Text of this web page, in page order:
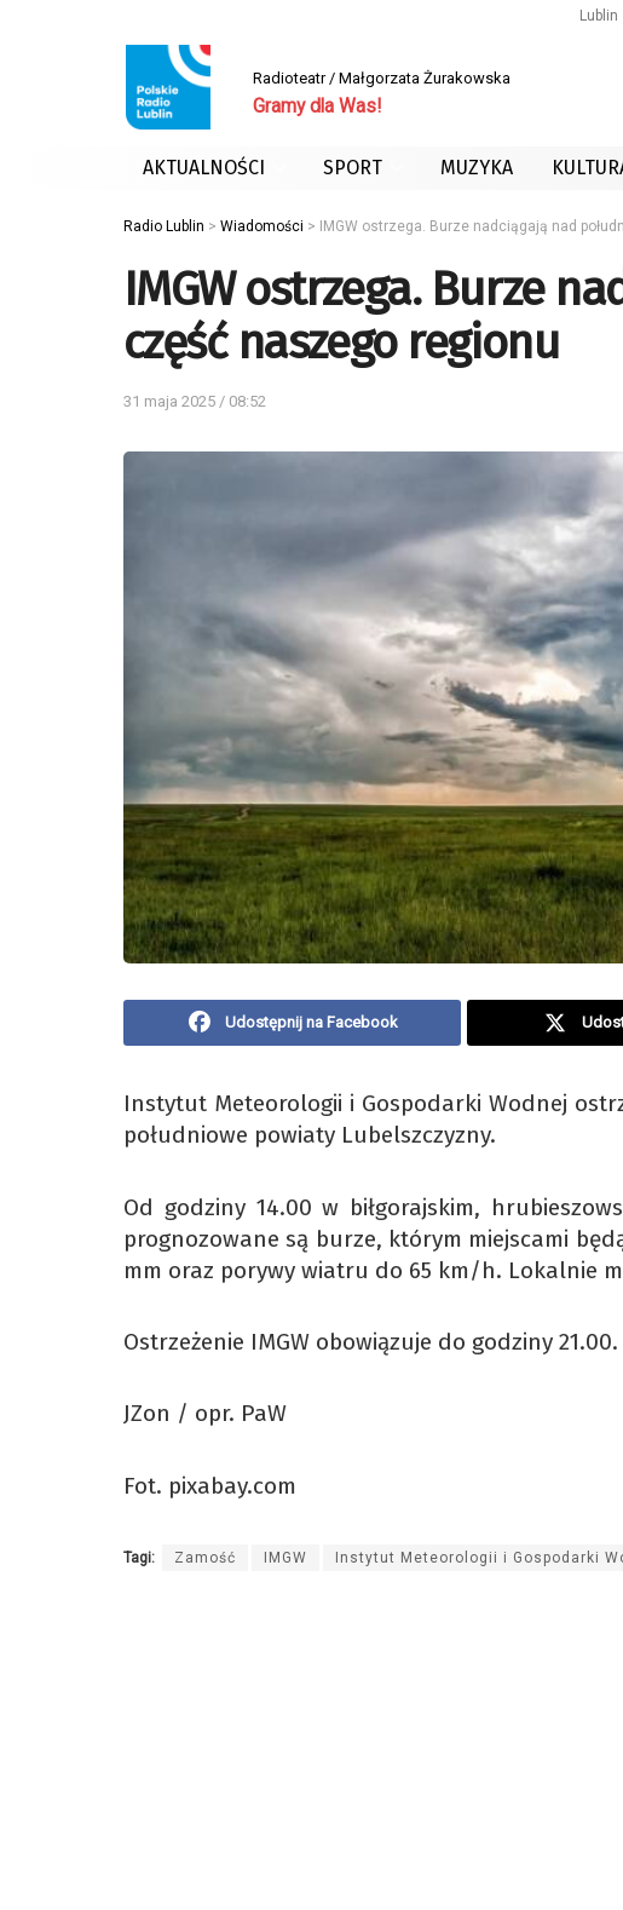
Lublin
Radioteatr / Małgorzata Żurakowska
Gramy dla Was!
AKTUALNOŚCI SPORT MUZYKA
Radio Lublin > Wiadomości > IMGW ostrzega. Burze nadciągają nad
IMGW ostrzega. Burze
część naszego regionu
31 maja 2025 / 08:52
Udostępnij na Facebook
Instytut Meteorologii i Gospodarki Wodnej
południowe powiaty Lubelszczyzny.
Od godziny 14.00 w biłgorajskim,
prognozowane są burze, którym miejscami
mm oraz porywy wiatru do 65 km/h. Lokalnie
Ostrzeżenie IMGW obowiązuje do godziny 21.00.
JZon / opr. PaW
Fot. pixabay.com
Tagi: Zamość IMGW Instytut Meteorologii i Gospodarki